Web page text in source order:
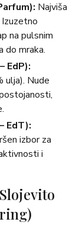
Najviša
na pulsnim
do mraka.
EdP):
ulja). Nude
EdT):
izbor za
i